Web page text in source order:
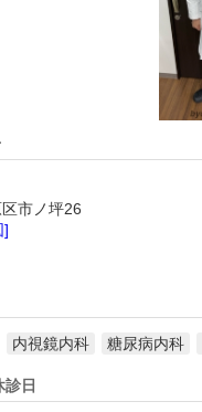
市ノ坪26
]
内視鏡内科 糖尿病内科
日